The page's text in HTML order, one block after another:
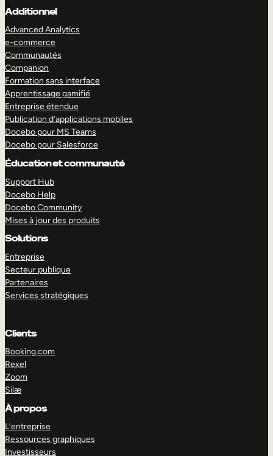
Additionnel
Advanced Analytics
e-commerce
Communautés
Companion
Formation sans interface
Apprentissage gamifié
Entreprise étendue
Publication d’applications mobiles
Docebo pour MS Teams
Docebo pour Salesforce
Éducation et communauté
Support Hub
Docebo Help
Docebo Community
Mises à jour des produits
Solutions
Entreprise
Secteur publique
Partenaires
Services stratégiques
Clients
Booking.com
Rexel
Zoom
Silæ
À propos
L’entreprise
Ressources graphiques
Investisseurs